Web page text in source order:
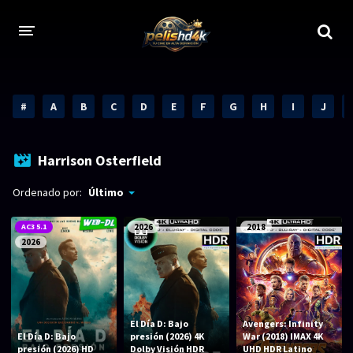
1080p 1080p Full HD
2160p REMUX 4K
720p
h265 HEVC 1080p REMUX
Bluray Completos
GÉNEROS
# A B C D E F G H I J
Harrison Osterfield
Ordenado por: Último
AC3 5.1
2026
El Día D: Bajo
presión (2026) HD
2026
El Día D: Bajo
presión (2026) 4K
Dolby Visión HDR
2018
Avengers: Infinity
War (2018) IMAX 4K
UHD HDR Latino